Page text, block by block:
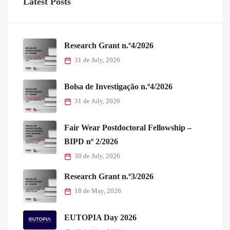
Research Grant n.º4/2026
31 de July, 2026
Bolsa de Investigação n.º4/2026
31 de July, 2026
Fair Wear Postdoctoral Fellowship –
BIPD nº 2/2026
30 de July, 2026
Research Grant n.º3/2026
18 de May, 2026
EUTOPIA Day 2026